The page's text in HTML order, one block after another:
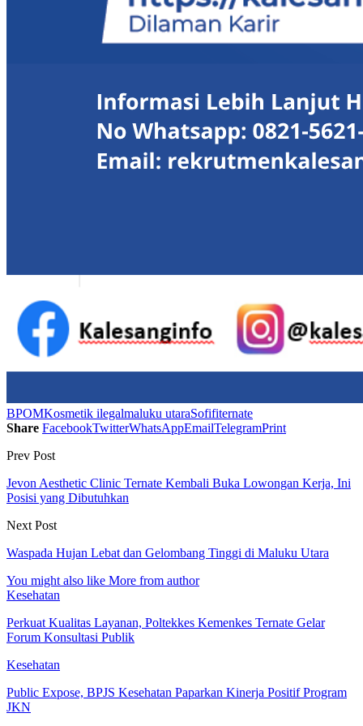
BPOMKosmetik ilegalmaluku utaraSofifiternate
Share FacebookTwitterWhatsAppEmailTelegramPrint
Prev Post
Jevon Aesthetic Clinic Ternate Kembali Buka Lowongan Kerja, Ini
Posisi yang Dibutuhkan
Next Post
Waspada Hujan Lebat dan Gelombang Tinggi di Maluku Utara
You might also like More from author
Kesehatan
Perkuat Kualitas Layanan, Poltekkes Kemenkes Ternate Gelar
Forum Konsultasi Publik
Kesehatan
Public Expose, BPJS Kesehatan Paparkan Kinerja Positif Program
JKN